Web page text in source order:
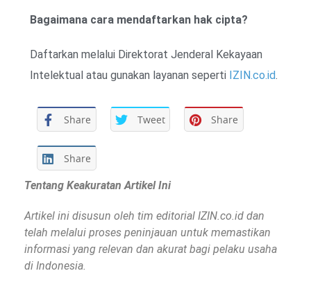
Bagaimana cara mendaftarkan hak cipta?
Daftarkan melalui Direktorat Jenderal Kekayaan
Intelektual atau gunakan layanan seperti IZIN.co.id.
Share Tweet Share
Share
Tentang Keakuratan Artikel Ini
Artikel ini disusun oleh tim editorial IZIN.co.id dan
telah melalui proses peninjauan untuk memastikan
informasi yang relevan dan akurat bagi pelaku usaha
di Indonesia.